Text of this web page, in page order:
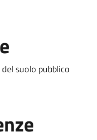
suolo pubblico